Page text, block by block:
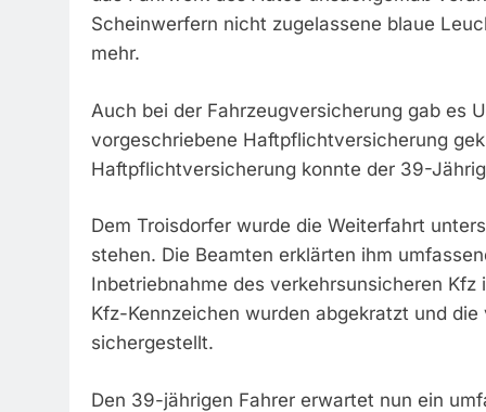
Scheinwerfern nicht zugelassene blaue
mehr.
Auch bei der Fahrzeugversicherung gab es
vorgeschriebene Haftpflichtversicherung
Haftpflichtversicherung konnte der 39-
Dem Troisdorfer wurde die Weiterfahrt
stehen. Die Beamten erklärten ihm
Inbetriebnahme des verkehrsunsicheren
Kfz-Kennzeichen wurden abgekratzt und
sichergestellt.
Den 39-jährigen Fahrer erwartet nun ein